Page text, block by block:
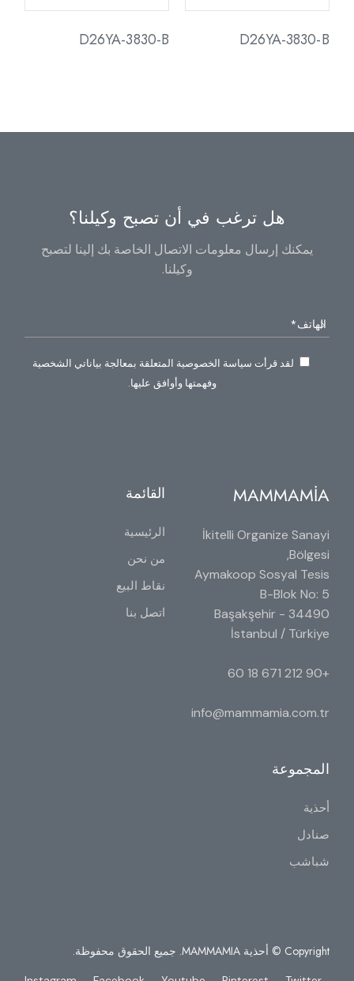
D26YA-3830-B
D26YA-3830-B
هل ترغب في أن تصبح وكيلنا؟
يمكنك إرسال معلومات الاتصال الخاصة بك إلينا لتصبح
وكيلنا.
لقد قرأت سياسة الخصوصية المتعلقة بمعالجة بياناتي الشخصية
وفهمتها وأوافق عليها.
MAMMAMİA
İkitelli Organize Sanayi
Bölgesi,
Aymakoop Sosyal Tesis
B-Blok No: 5
34490 Başakşehir -
İstanbul / Türkiye
+90 212 671 18 60
info@mammamia.com.tr
القائمة
الرئيسية
من نحن
نقاط البيع
اتصل بنا
المجموعة
أحذية
صنادل
شباشب
Copyright © أحذية MAMMAMIA. جميع الحقوق محفوظة.